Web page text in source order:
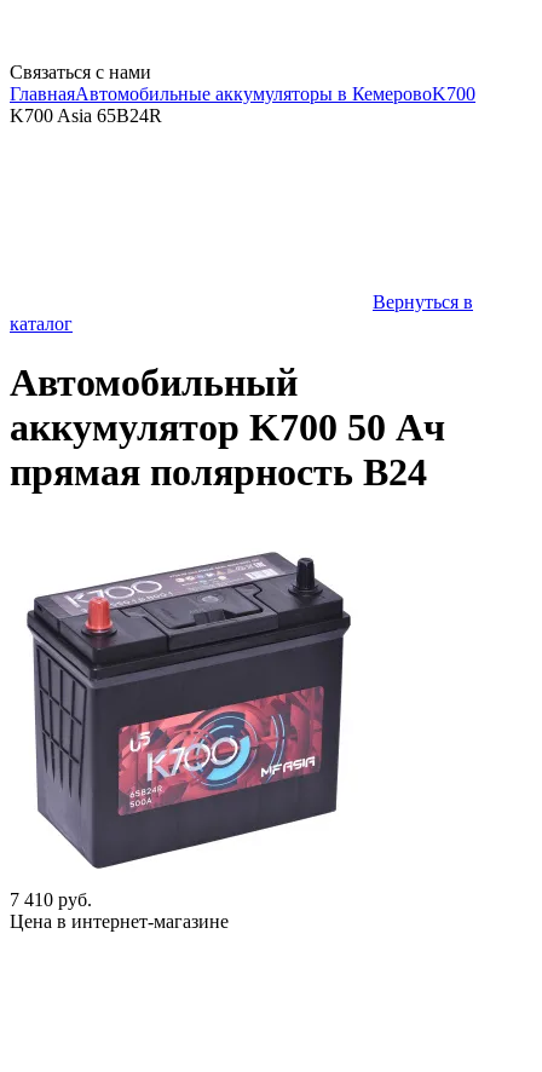
Связаться с нами
ГлавнаяАвтомобильные аккумуляторы в КемеровоK700
K700 Asia 65B24R
Вернуться в
каталог
Автомобильный
аккумулятор K700 50 Ач
прямая полярность B24
7 410 руб.
Цена в интернет-магазине